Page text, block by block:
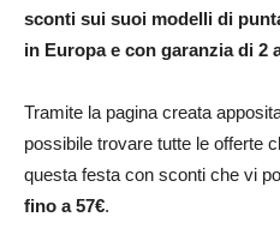
sconti sui suoi modelli di
in Europa e con garanzia di 2
Tramite la pagina creata
possibile trovare tutte le offerte
questa festa con sconti che vi
fino a 57€.